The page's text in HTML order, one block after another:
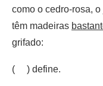
como o cedro-rosa,
têm madeiras
grifado:
( ) define.